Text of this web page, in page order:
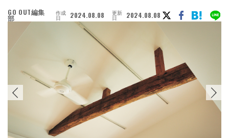
GO OUT編集
部
作成
日 2024.08.08 更新
日 2024.08.08